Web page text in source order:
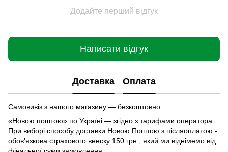
Додайте перший відгук
Написати відгук
Доставка Оплата
Самовивіз з нашого магазину — безкоштовно.
«Новою поштою» по Україні — згідно з тарифами оператора.
При виборі способу доставки Новою Поштою з післяоплатою -
обовʼязкова страхового внеску 150 грн., який ми віднімемо від